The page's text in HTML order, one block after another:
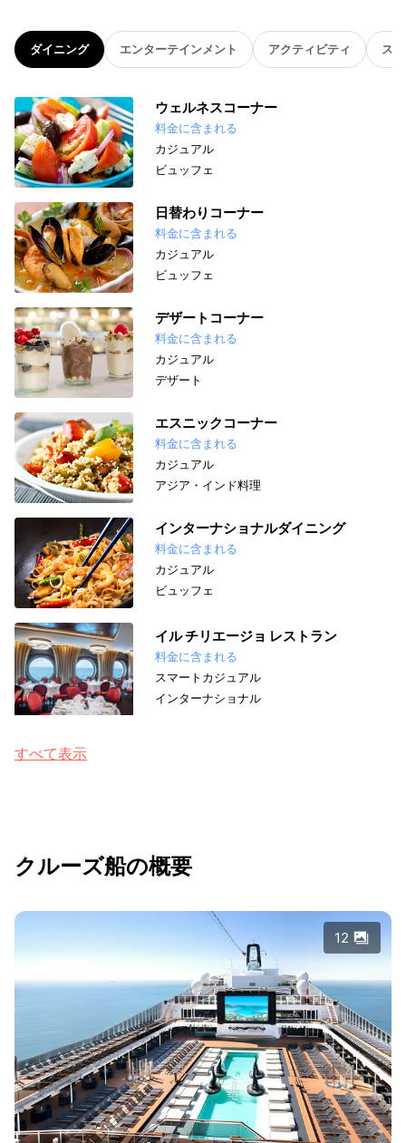
ダイニング エンターテインメント アクティビティ ス
ウェルネスコーナー
料金に含まれる
カジュアル
ビュッフェ
日替わりコーナー
料金に含まれる
カジュアル
ビュッフェ
デザートコーナー
料金に含まれる
カジュアル
デザート
エスニックコーナー
料金に含まれる
カジュアル
アジア・インド料理
インターナショナルダイニング
料金に含まれる
カジュアル
ビュッフェ
イル チリエージョ レストラン
料金に含まれる
スマートカジュアル
インターナショナル
すべて表示
クルーズ船の概要
12